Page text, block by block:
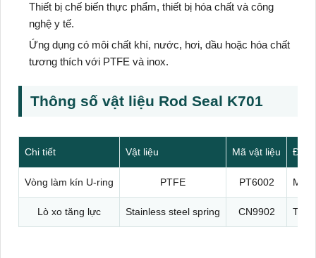
Thiết bị chế biến thực phẩm, thiết bị hóa chất và công
nghệ y tế.
Ứng dụng có môi chất khí, nước, hơi, dầu hoặc hóa chất
tương thích với PTFE và inox.
Thông số vật liệu Rod Seal K701
Chi tiết Vật liệu Mã vật liệu Đặc
Vòng làm kín U-ring PTFE PT6002 Ma
Lò xo tăng lực Stainless steel spring CN9902 Tạo